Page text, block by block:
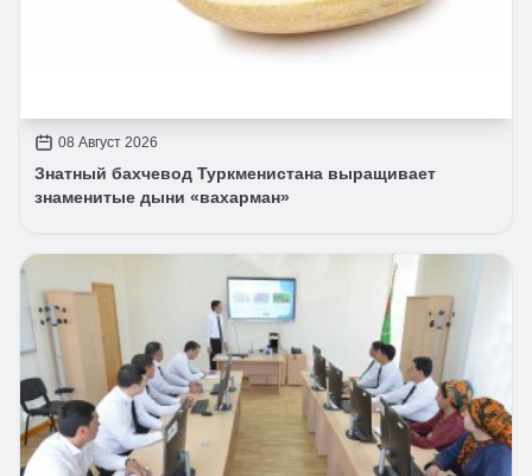
08 Август 2026
Знатный бахчевод Туркменистана выращивает
знаменитые дыни «вахарман»